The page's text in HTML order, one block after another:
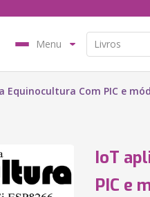
Menu
Equinocultura Com PIC e
IoT
PIC e